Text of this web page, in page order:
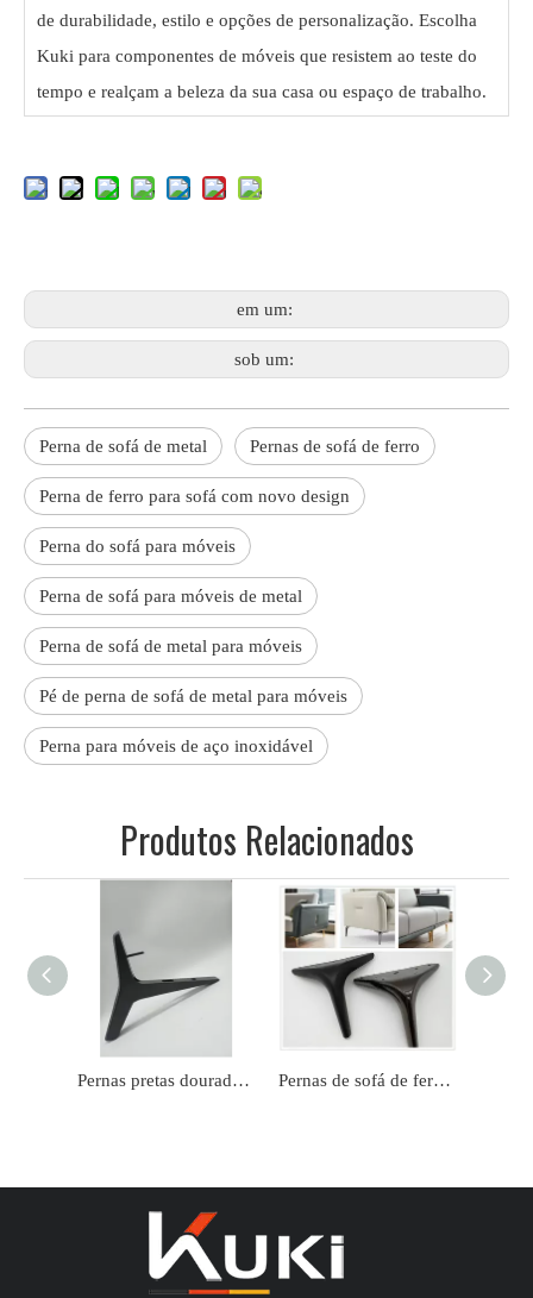
de durabilidade, estilo e opções de personalização. Escolha
Kuki para componentes de móveis que resistem ao teste do
tempo e realçam a beleza da sua casa ou espaço de trabalho.
em um:
sob um:
Perna de sofá de metal Pernas de sofá de ferro
Perna de ferro para sofá com novo design
Perna do sofá para móveis
Perna de sofá para móveis de metal
Perna de sofá de metal para móveis
Pé de perna de sofá de metal para móveis
Perna para móveis de aço inoxidável
Produtos Relacionados
Pernas pretas douradas personalizadas do sofá da mobília do projeto o mais novo Pernas de sofá de ferro de luxo em formato de Y cônico moderno de metal personalizado de fábrica